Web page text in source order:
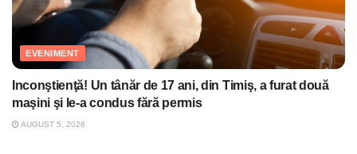
EVENIMENT
Inconştienţă! Un tânăr de 17 ani, din Timiş, a furat două
maşini şi le-a condus fără permis
AUGUST 5, 2026